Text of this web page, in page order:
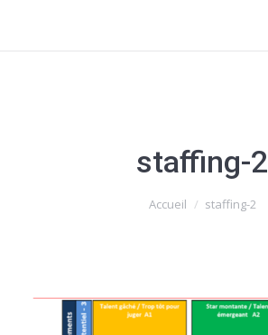
staffing-2
Accueil staffing-2